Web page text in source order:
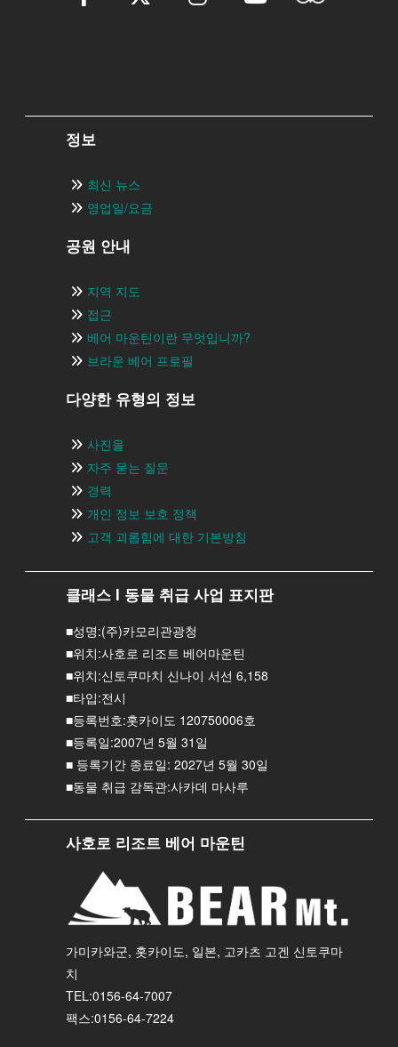
정보
최신 뉴스
영업일/요금
공원 안내
지역 지도
접근
베어 마운틴이란 무엇입니까?
브라운 베어 프로필
다양한 유형의 정보
사진을
자주 묻는 질문
경력
개인 정보 보호 정책
고객 괴롭힘에 대한 기본방침
클래스 I 동물 취급 사업 표지판
■성명:(주)카모리관광청
■위치:사호로 리조트 베어마운틴
■위치:신토쿠마치 신나이 서선 6,158
■타입:전시
■등록번호:홋카이도 120750006호
■등록일:2007년 5월 31일
■ 등록기간 종료일: 2027년 5월 30일
■동물 취급 감독관:사카데 마사루
사호로 리조트 베어 마운틴
가미카와군, 홋카이도, 일본, 고카츠 고겐 신토쿠마
치
TEL:0156-64-7007
팩스:0156-64-7224